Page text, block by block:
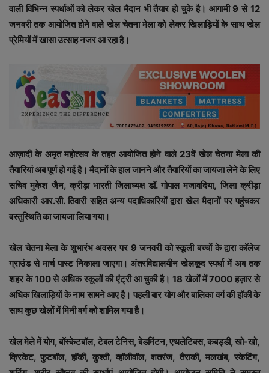
वाली विभिन्न स्पर्धाओं को लेकर खेल मैदान भी तैयार हो चुके है। आगामी 9 से 12
जनवरी तक आयोजित होने वाले खेल चेतना मेला को लेकर खिलाड़ियों के साथ खेल
प्रेमियों में खासा उत्साह नजर आ रहा है।
आज़ादी के अमृत महोत्सव के तहत आयोजित होने वाले 23वें खेल चेतना मेला की
तैयारियां अब पूर्ण हो गई है। मैदानों के हाल जानने और तैयारियों का जायजा लेने के लिए
सचिव मुकेश जैन, क्रीड़ा भारती जिलाध्यक्ष डॉ. गोपाल मजावदिया, जिला क्रीड़ा
अधिकारी आर.सी. तिवारी सहित अन्य पदाधिकारियों द्वारा खेल मैदानों पर पहुंचकर
वस्तुस्थिति का जायजा लिया गया।
खेल चेतना मेला के शुभारंभ अवसर पर 9 जनवरी को स्कूली बच्चों के द्वारा कॉलेज
ग्राउंड से मार्च पास्ट निकाला जाएगा। अंतरविद्यालयीन खेलकूद स्पर्धा में अब तक
शहर के 100 से अधिक स्कूलों की एंट्री आ चुकी है। 18 खेलों में 7000 हज़ार से
अधिक खिलाड़ियों के नाम सामने आए है। पहली बार योग और बालिका वर्ग की हॉकी के
साथ कुछ खेलों में मिनी वर्ग को शामिल गया है।
खेल मेले में योग, बॉस्केटबॉल, टेबल टेनिस, बेडमिंटन, एथलेटिक्स, कबड्डी, खो-खो,
क्रिकेट, फुटबॉल, हॉकी, कुश्ती, व्हॉलीवॉल, शतरंज, तैराकी, मलखंब, स्केटिंग,